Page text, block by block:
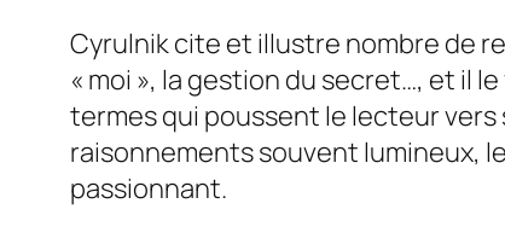
Cyrulnik cite et illustre nombre de
« moi », la gestion du secret…, et il
termes qui poussent le lecteur
raisonnements souvent lumineux,
passionnant.